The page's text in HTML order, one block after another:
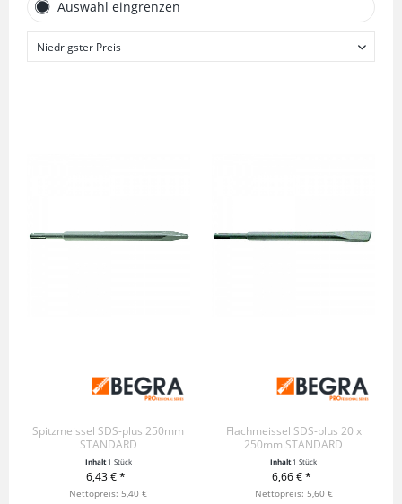
Auswahl eingrenzen
Spitzmeissel SDS-plus 250mm
STANDARD
Inhalt 1 Stück
6,43 € *
+ IN DEN WARENKORB
Nettopreis: 5,40 €
Flachmeissel SDS-plus 20 x
250mm STANDARD
Inhalt 1 Stück
6,66 € *
+ IN DEN WARENKORB
Nettopreis: 5,60 €